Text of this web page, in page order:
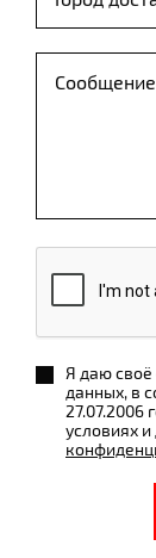
Я даю своё
данных, в
27.07.2006
условиях